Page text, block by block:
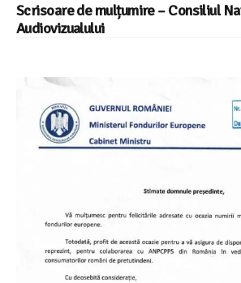
Scrisoare de mulțumire – Consiliul
Audiovizualului